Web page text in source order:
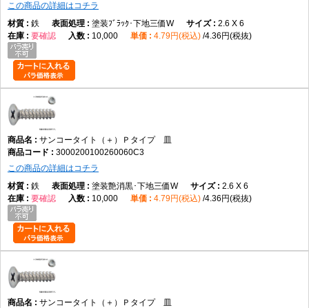
この商品の詳細はコチラ
鉄
塗装ﾌﾞﾗｯｸ･下地三価W
2.6 X 6
要確認
10,000 4.79円(税込) 4.36円(税抜)
サンコータイト（＋）Ｐタイプ 皿
3000200100260060C3
この商品の詳細はコチラ
鉄
塗装艶消黒･下地三価W
2.6 X 6
要確認
10,000 4.79円(税込) 4.36円(税抜)
サンコータイト（＋）Ｐタイプ 皿